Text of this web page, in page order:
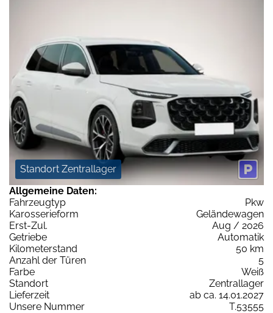
Standort Zentrallager
Allgemeine Daten:
Fahrzeugtyp
Pkw
Karosserieform
Geländewagen
Erst-Zul.
Aug / 2026
Getriebe
Automatik
Kilometerstand
50 km
Anzahl der Türen
5
Farbe
Weiß
Standort
Zentrallager
Lieferzeit
ab ca. 14.01.2027
Unsere Nummer
T.53555